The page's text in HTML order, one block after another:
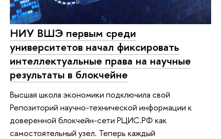
НИУ ВШЭ первым среди
университетов начал фиксировать
интеллектуальные права на научные
результаты в блокчейне
Высшая школа экономики подключила свой
Репозиторий научно-технической информации к
доверенной блокчейн-сети РЦИС.РФ как
самостоятельный узел. Теперь каждый